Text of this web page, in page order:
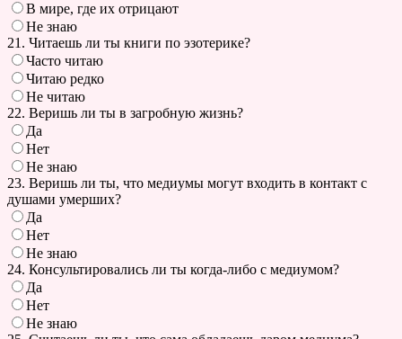
В мире, где их отрицают
Не знаю
21. Читаешь ли ты книги по эзотерике?
Часто читаю
Читаю редко
Не читаю
22. Веришь ли ты в загробную жизнь?
Да
Нет
Не знаю
23. Веришь ли ты, что медиумы могут входить в контакт с
душами умерших?
Да
Нет
Не знаю
24. Консультировались ли ты когда-либо с медиумом?
Да
Нет
Не знаю